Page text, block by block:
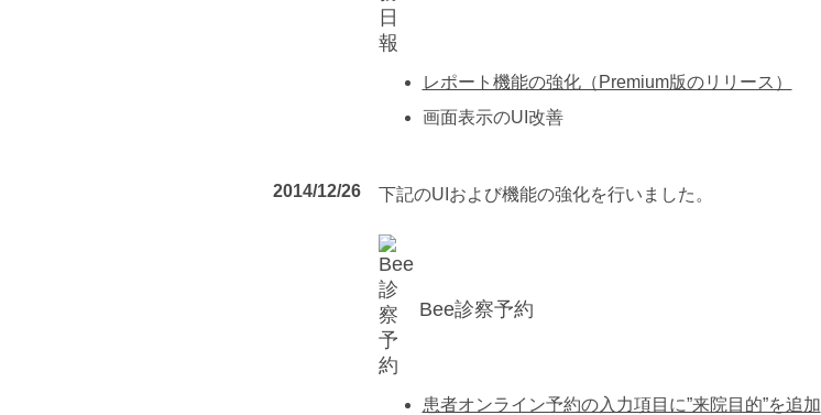
レポート機能の強化（Premium版のリリース）
画面表示のUI改善
2014/12/26 下記のUIおよび機能の強化を行いました。
Bee診察予約
患者オンライン予約の入力項目に”来院目的”を追加